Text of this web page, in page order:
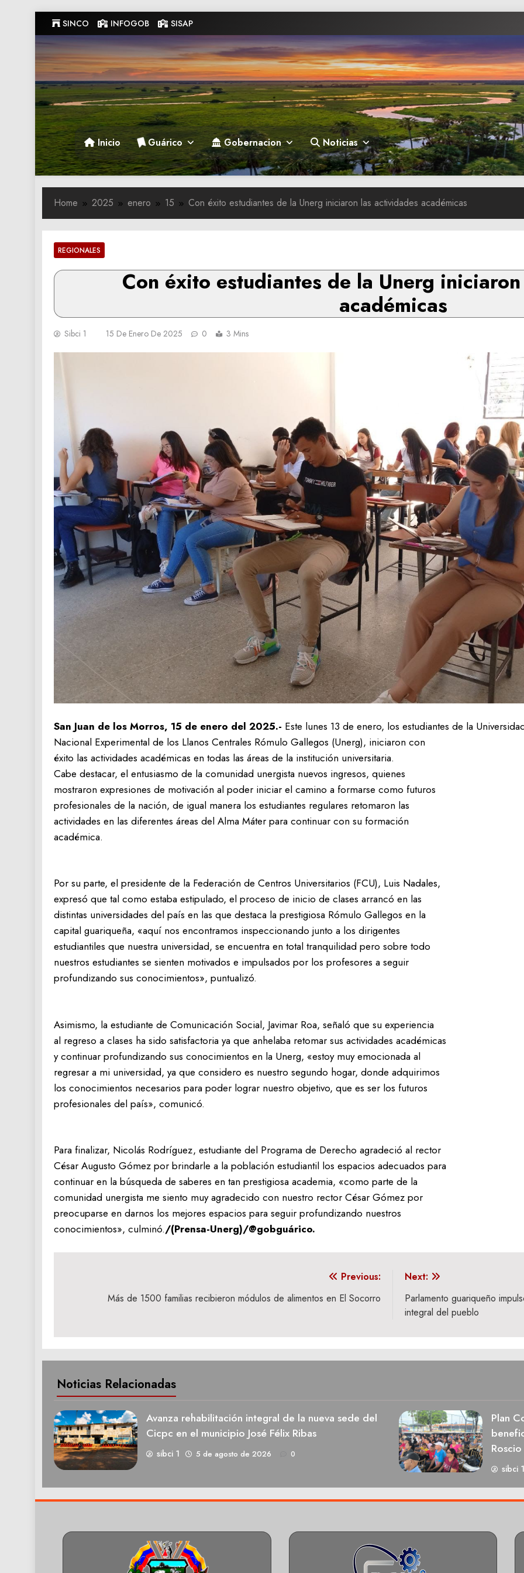
to
content
SINCO INFOGOB SISAP
Gobernacion de Guarico
Gobernacion de Guarico
Inicio Guárico Gobernacion Noticias
Home 2025 enero 15 Con éxito estudiantes de la Unerg iniciaron las actividades académicas
REGIONALES
Con éxito estudiantes de la Unerg
académicas
Sibci 1 15 De Enero De 2025 0 3 Mins
San Juan de los Morros, 15 de enero del 2025.- Este lunes 13 de enero, los estudiantes de la
Nacional Experimental de los Llanos Centrales Rómulo Gallegos (Unerg), iniciaron con
éxito las actividades académicas en todas las áreas de la institución universitaria.
Cabe destacar, el entusiasmo de la comunidad unergista nuevos ingresos, quienes
mostraron expresiones de motivación al poder iniciar el camino a formarse como futuros
profesionales de la nación, de igual manera los estudiantes regulares retomaron las
actividades en las diferentes áreas del Alma Máter para continuar con su formación
académica.
Por su parte, el presidente de la Federación de Centros Universitarios (FCU), Luis Nadales,
expresó que tal como estaba estipulado, el proceso de inicio de clases arrancó en las
distintas universidades del país en las que destaca la prestigiosa Rómulo Gallegos en la
capital guariqueña, «aquí nos encontramos inspeccionando junto a los dirigentes
estudiantiles que nuestra universidad, se encuentra en total tranquilidad pero sobre todo
nuestros estudiantes se sienten motivados e impulsados por los profesores a seguir
profundizando sus conocimientos», puntualizó.
Asimismo, la estudiante de Comunicación Social, Javimar Roa, señaló que su experiencia
al regreso a clases ha sido satisfactoria ya que anhelaba retomar sus actividades académicas
y continuar profundizando sus conocimientos en la Unerg, «estoy muy emocionada al
regresar a mi universidad, ya que considero es nuestro segundo hogar, donde adquirimos
los conocimientos necesarios para poder lograr nuestro objetivo, que es ser los futuros
profesionales del país», comunicó.
Para finalizar, Nicolás Rodríguez, estudiante del Programa de Derecho agradeció al rector
César Augusto Gómez por brindarle a la población estudiantil los espacios adecuados para
continuar en la búsqueda de saberes en tan prestigiosa academia, «como parte de la
comunidad unergista me siento muy agradecido con nuestro rector César Gómez por
preocuparse en darnos los mejores espacios para seguir profundizando nuestros
conocimientos», culminó./(Prensa-Unerg)/@gobguárico.
Previous:
Más de 1500 familias recibieron módulos de alimentos en El Socorro
Next:
Parlamento guariqueño
integral del pueblo
Noticias Relacionadas
Avanza rehabilitación integral de la nueva sede del
Cicpc en el municipio José Félix Ribas
sibci 1 5 de agosto de 2026 0
Plan
sibci 1